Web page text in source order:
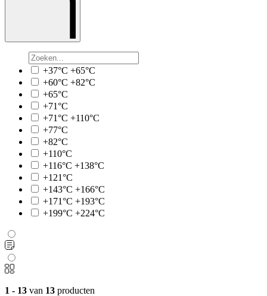
+37°C +65°C
+60°C +82°C
+65°C
+71°C
+71°C +110°C
+77°C
+82°C
+110°C
+116°C +138°C
+121°C
+143°C +166°C
+171°C +193°C
+199°C +224°C
1 - 13 van 13 producten